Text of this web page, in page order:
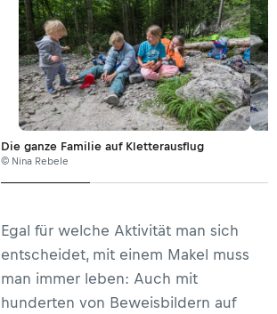
Die ganze Familie auf Kletterausflug
© Nina Rebele
Egal für welche Aktivität man sich
entscheidet, mit einem Makel muss
man immer leben: Auch mit
hunderten von Beweisbildern auf